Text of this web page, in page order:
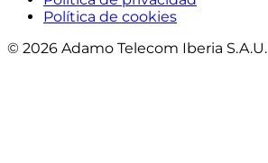
Política de cookies
© 2026 Adamo Telecom Iberia S.A.U.